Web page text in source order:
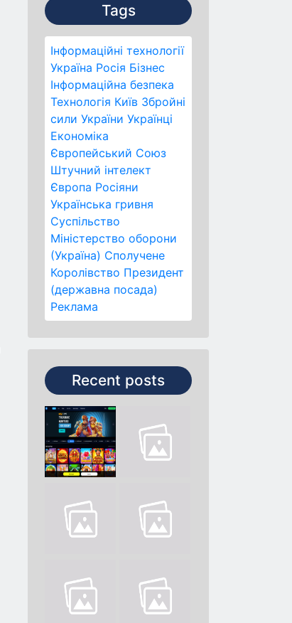
Tags
Інформаційні технології
Україна Росія Бізнес
Інформаційна безпека
Технологія Київ Збройні
сили України Українці
Економіка
Європейський Союз
Штучний інтелект
Європа Росіяни
Українська гривня
Суспільство
Міністерство оборони
(Україна) Сполучене
Королівство Президент
(державна посада)
Реклама
Recent posts